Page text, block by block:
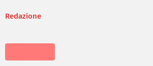
Redazione